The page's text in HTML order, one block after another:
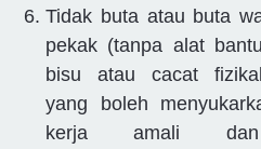
Tidak buta atau buta
pekak (tanpa alat
bisu atau cacat
yang boleh
kerja amali